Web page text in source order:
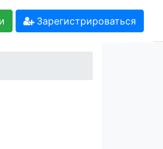
Зарегистрироваться